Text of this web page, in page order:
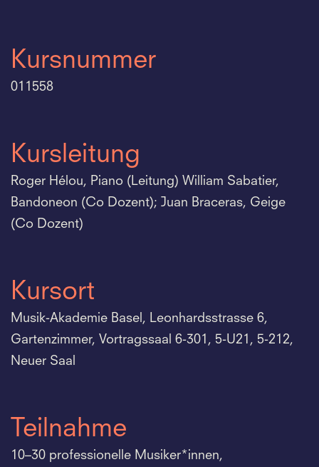
Kursnummer
011558
Kursleitung
Roger Hélou, Piano (Leitung) William Sabatier,
Bandoneon (Co Dozent); Juan Braceras, Geige
(Co Dozent)
Kursort
Musik-Akademie Basel, Leonhardsstrasse 6,
Gartenzimmer, Vortragssaal 6-301, 5-U21, 5-212,
Neuer Saal
Teilnahme
10–30 professionelle Musiker*innen,